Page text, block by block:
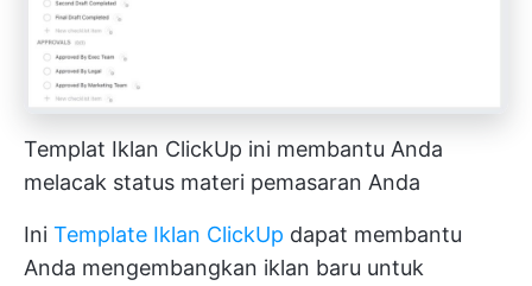
Templat Iklan ClickUp ini membantu Anda
melacak status materi pemasaran Anda
Ini Template Iklan ClickUp dapat membantu
Anda mengembangkan iklan baru untuk